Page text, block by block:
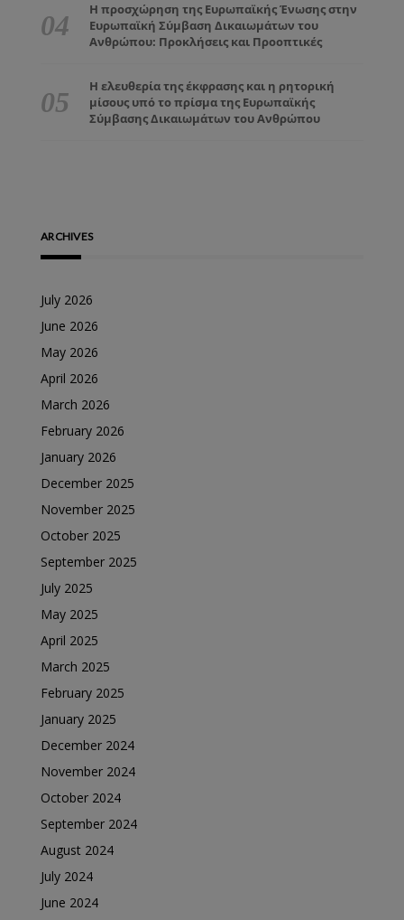
Η προσχώρηση της Ευρωπαϊκής Ένωσης στην
Ευρωπαϊκή Σύμβαση Δικαιωμάτων του
Ανθρώπου: Προκλήσεις και Προοπτικές
Η ελευθερία της έκφρασης και η ρητορική
μίσους υπό το πρίσμα της Ευρωπαϊκής
Σύμβασης Δικαιωμάτων του Ανθρώπου
ARCHIVES
July 2026
June 2026
May 2026
April 2026
March 2026
February 2026
January 2026
December 2025
November 2025
October 2025
September 2025
July 2025
May 2025
April 2025
March 2025
February 2025
January 2025
December 2024
November 2024
October 2024
September 2024
August 2024
July 2024
June 2024